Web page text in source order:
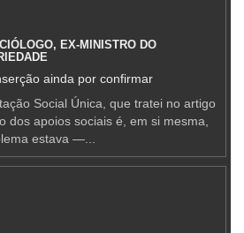
EX-MINISTRO DO
ainda por confirmar
Social Única, que tratei no artigo
dos apoios sociais é, em si mesma,
estava —...